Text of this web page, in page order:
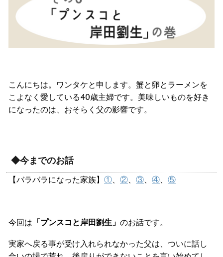
こんにちは。ワンタケと申します。蟹と卵とラーメンを
こよなく愛している40歳主婦です。美味しいものを好き
になったのは、おそらく父の影響です。
◆今までのお話
【バラバラになった家族】 ① ② ③ ④ ⑤
今回は 「プンスコと岸田劉生」 のお話です。
実家へ戻る事が受け入れられなかった父は、ついに話し